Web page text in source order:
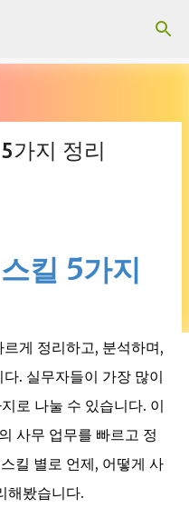
너뛰기
가지 정리
킬 5가지
게 정리하고, 분석하며,
. 실무자들이 가장 많이
로 나눌 수 있습니다. 이
사무 업무를 빠르고 정
킬 별로 언제, 어떻게 사
해봤습니다.